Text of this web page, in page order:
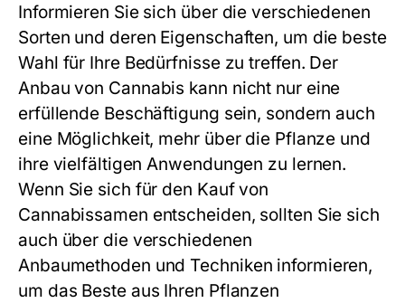
Informieren Sie sich über die verschiedenen
Sorten und deren Eigenschaften, um die beste
Wahl für Ihre Bedürfnisse zu treffen. Der
Anbau von Cannabis kann nicht nur eine
erfüllende Beschäftigung sein, sondern auch
eine Möglichkeit, mehr über die Pflanze und
ihre vielfältigen Anwendungen zu lernen.
Wenn Sie sich für den Kauf von
Cannabissamen entscheiden, sollten Sie sich
auch über die verschiedenen
Anbaumethoden und Techniken informieren,
um das Beste aus Ihren Pflanzen